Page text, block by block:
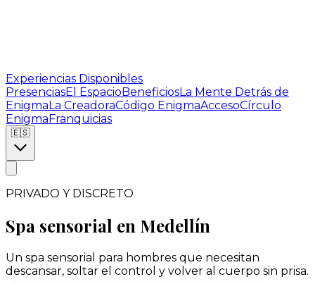
Experiencias Disponibles
PresenciasEl EspacioBeneficiosLa Mente Detrás de
EnigmaLa CreadoraCódigo EnigmaAccesoCírculo
EnigmaFranquicias
🇪🇸
PRIVADO Y DISCRETO
Spa sensorial en Medellín
Un spa sensorial para hombres que necesitan
descansar, soltar el control y volver al cuerpo sin prisa.